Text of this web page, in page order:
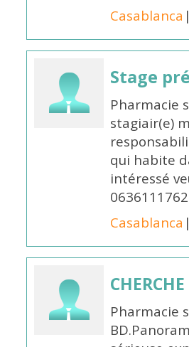
Casablanca
Stage
Pharmacie
stagiair(e)
qui habite
intéressé
0636111762
Casablanca
Pharmacie